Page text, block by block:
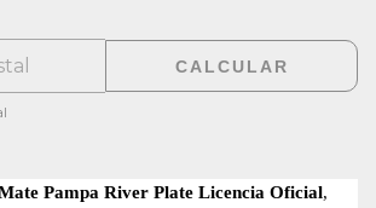
CALCULAR
Pampa River Plate Licencia Oficial,